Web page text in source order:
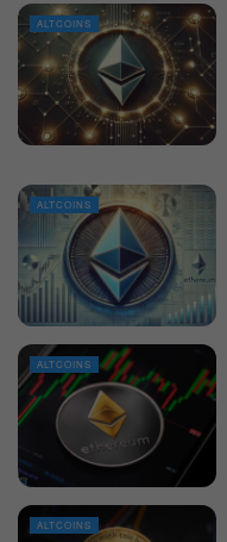
ALTCOINS
ALTCOINS
ALTCOINS
ALTCOINS